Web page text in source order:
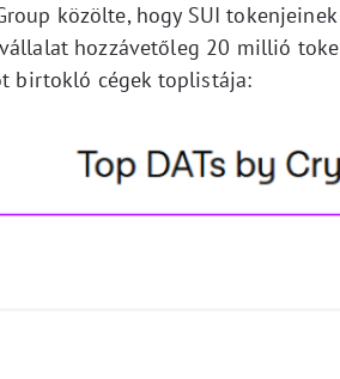
közölte, hogy SUI tokenjeinek
hozzávetőleg 20 millió
birtokló cégek toplistája: